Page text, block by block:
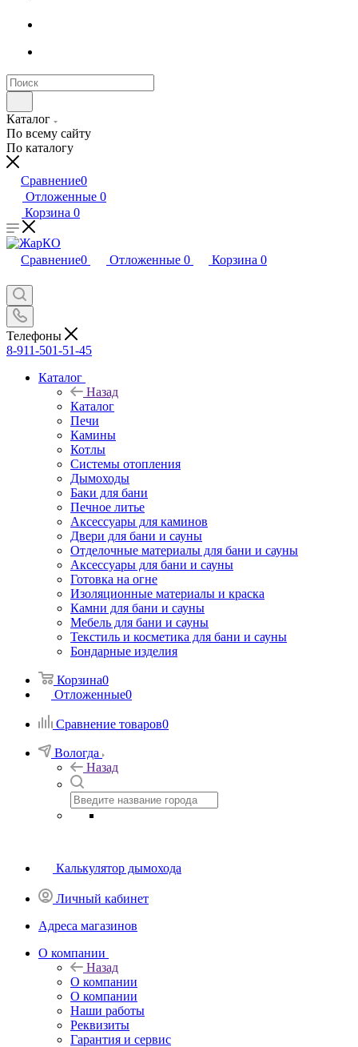
Каталог
По всему сайту
По каталогу
Сравнение0
Отложенные 0
Корзина 0
Сравнение0 Отложенные 0 Корзина 0
Телефоны
8-911-501-51-45
Каталог
Назад
Каталог
Печи
Камины
Котлы
Системы отопления
Дымоходы
Баки для бани
Печное литье
Аксессуары для каминов
Двери для бани и сауны
Отделочные материалы для бани и сауны
Аксессуары для бани и сауны
Готовка на огне
Изоляционные материалы и краска
Камни для бани и сауны
Мебель для бани и сауны
Текстиль и косметика для бани и сауны
Бондарные изделия
Корзина0
Отложенные0
Сравнение товаров0
Вологда
Назад
Калькулятор дымохода
Личный кабинет
Адреса магазинов
O компании
Назад
O компании
О компании
Наши работы
Реквизиты
Гарантия и сервис